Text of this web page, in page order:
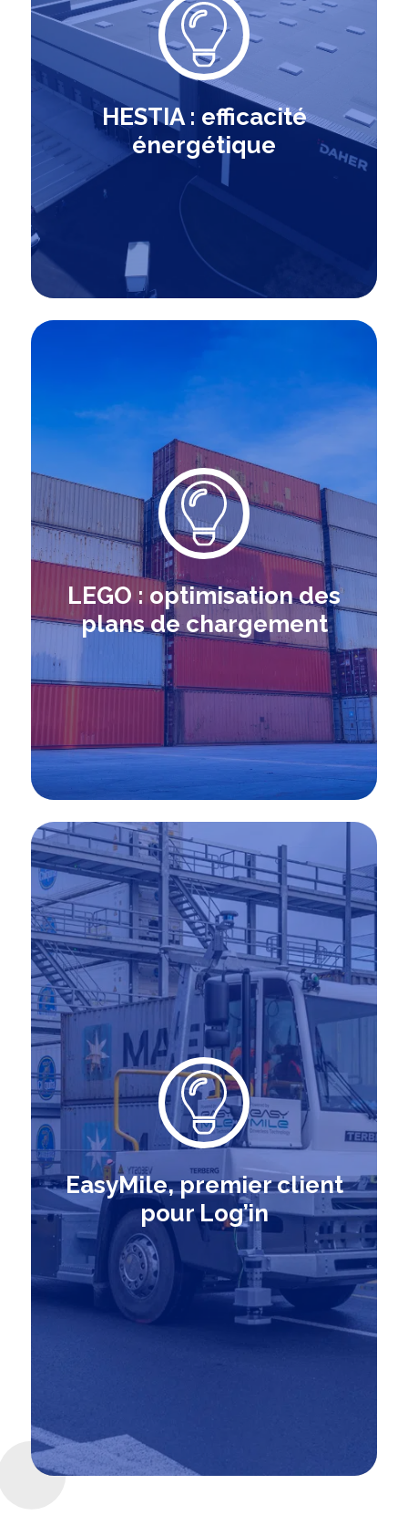
HESTIA : efficacité
énergétique
LEGO : optimisation des
plans de chargement
EasyMile, premier client
pour Log’in
quais de chargement, une zone
de manœuvre, un espace de circulation
autour du site, ainsi que des bureaux.